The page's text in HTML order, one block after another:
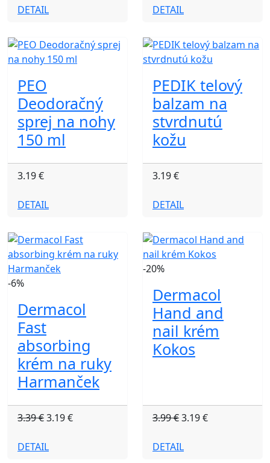
DETAIL DETAIL
PEO
Deodoračný
sprej na nohy
150 ml
3.19 €
DETAIL
PEDIK telový
balzam na
stvrdnutú
kožu
3.19 €
DETAIL
-6%
Dermacol
Fast
absorbing
krém na ruky
Harmanček
3.39 €3.19 €
DETAIL
-20%
Dermacol
Hand and
nail krém
Kokos
3.99 €3.19 €
DETAIL